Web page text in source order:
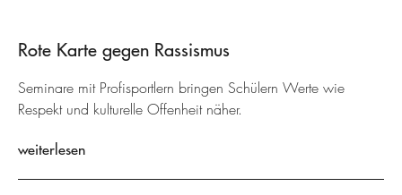
Rote Karte gegen Rassismus
Seminare mit Profisportlern bringen Schülern Werte wie
Respekt und kulturelle Offenheit näher.
weiterlesen